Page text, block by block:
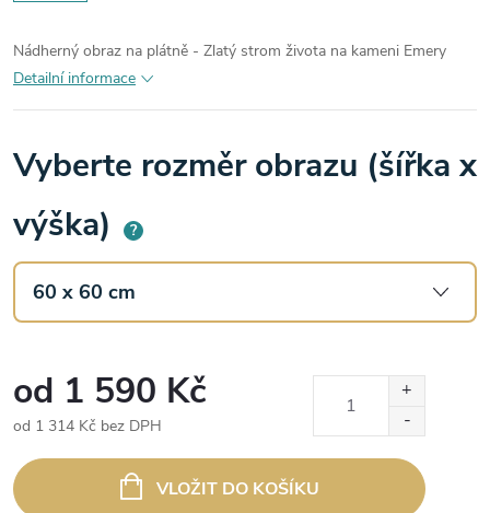
Nádherný obraz na plátně - Zlatý strom života na kameni Emery
Detailní informace
Vyberte rozměr obrazu (šířka x
výška)
?
od 1 590 Kč
od 1 314 Kč bez DPH
cena:
VLOŽIT DO KOŠÍKU